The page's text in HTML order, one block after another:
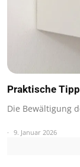
Praktische
Die Bewältigung
9. Januar 2026